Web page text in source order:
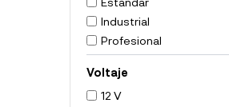
Industrial
Profesional
Voltaje
12 V